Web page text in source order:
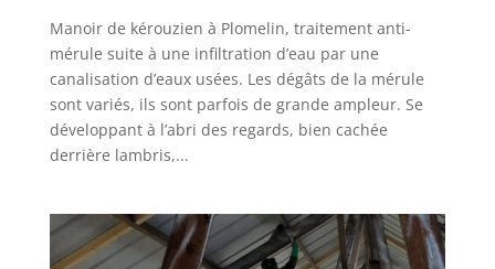
Manoir de kérouzien à Plomelin, traitement anti-
mérule suite à une infiltration d’eau par une
canalisation d’eaux usées. Les dégâts de la mérule
sont variés, ils sont parfois de grande ampleur. Se
développant à l’abri des regards, bien cachée
derrière lambris,...